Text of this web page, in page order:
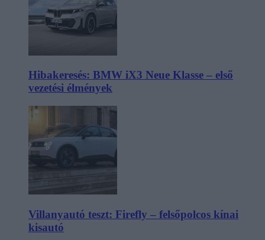
Hibakeresés: BMW iX3 Neue Klasse – első
vezetési élmények
Villanyautó teszt: Firefly – felsőpolcos kínai
kisautó